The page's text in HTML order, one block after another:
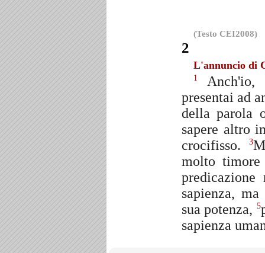
(Testo CEI2008)
2
L'annuncio di
1
presentai ad
della parola
sapere altro
crocifisso.
3
molto
sapienza,
sua potenza, 5
sapienza